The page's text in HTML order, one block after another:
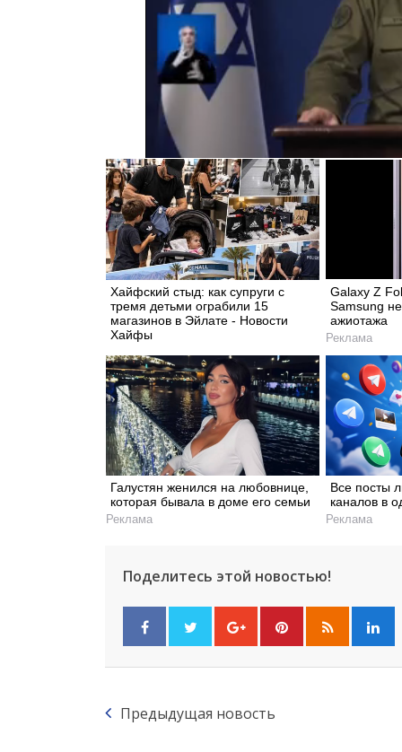
Хайфский стыд: как супруги с
тремя детьми ограбили 15
магазинов в Эйлате - Новости
Хайфы
Galaxy Z
Samsung
ажиотажа
Реклама
Галустян женился на любовнице,
которая бывала в доме его семьи
Реклама
Все посты
каналов в
Реклама
Поделитесь этой новостью!
Предыдущая новость